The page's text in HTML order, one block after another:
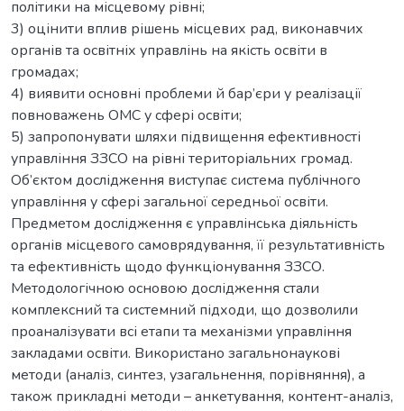
політики на місцевому рівні;
3) оцінити вплив рішень місцевих рад, виконавчих
органів та освітніх управлінь на якість освіти в
громадах;
4) виявити основні проблеми й бар’єри у реалізації
повноважень ОМС у сфері освіти;
5) запропонувати шляхи підвищення ефективності
управління ЗЗСО на рівні територіальних громад.
Об’єктом дослідження виступає система публічного
управління у сфері загальної середньої освіти.
Предметом дослідження є управлінська діяльність
органів місцевого самоврядування, її результативність
та ефективність щодо функціонування ЗЗСО.
Методологічною основою дослідження стали
комплексний та системний підходи, що дозволили
проаналізувати всі етапи та механізми управління
закладами освіти. Використано загальнонаукові
методи (аналіз, синтез, узагальнення, порівняння), а
також прикладні методи – анкетування, контент-аналіз,